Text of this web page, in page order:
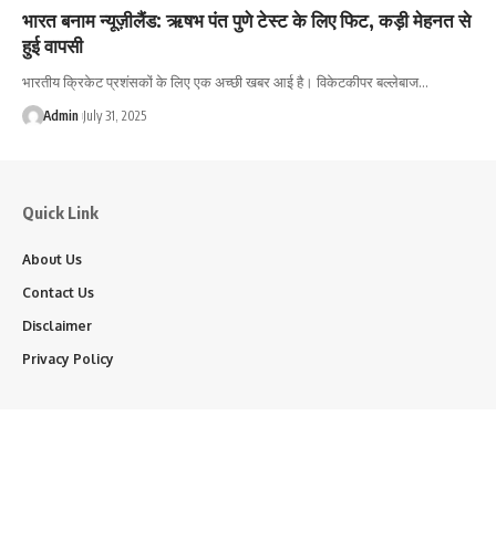
भारत बनाम न्यूज़ीलैंड: ऋषभ पंत पुणे टेस्ट के लिए फिट, कड़ी मेहनत से
हुई वापसी
भारतीय क्रिकेट प्रशंसकों के लिए एक अच्छी खबर आई है। विकेटकीपर बल्लेबाज…
Admin July 31, 2025
Quick Link
About Us
Contact Us
Disclaimer
Privacy Policy